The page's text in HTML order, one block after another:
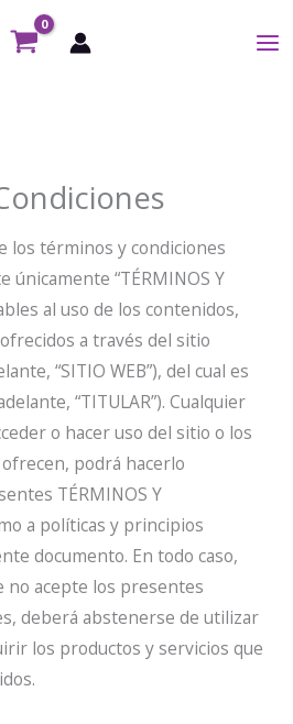
los términos y condiciones
únicamente “TÉRMINOS Y
al uso de los contenidos,
a través del sitio
“SITIO WEB”), del cual es
“TITULAR”). Cualquier
o hacer uso del sitio o los
podrá hacerlo
TÉRMINOS Y
a políticas y principios
documento. En todo caso,
no acepte los presentes
deberá abstenerse de utilizar
los productos y servicios que